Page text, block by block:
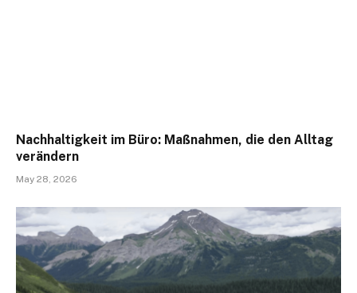
Nachhaltigkeit im Büro: Maßnahmen, die den Alltag
verändern
May 28, 2026